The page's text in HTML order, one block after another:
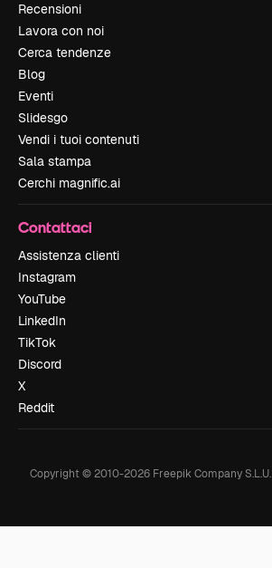
Recensioni
Lavora con noi
Cerca tendenze
Blog
Eventi
Slidesgo
Vendi i tuoi contenuti
Sala stampa
Cerchi magnific.ai
Contattaci
Assistenza clienti
Instagram
YouTube
LinkedIn
TikTok
Discord
X
Reddit
Copyright © 2010-2026Freepik Company S.L.U.